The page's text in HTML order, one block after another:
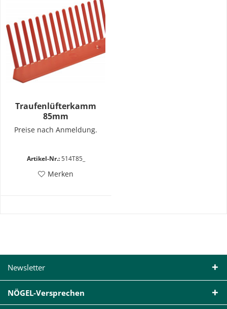
Traufenlüfterkamm
85mm
Preise nach Anmeldung.
Artikel-Nr.:514T85_
Merken
Newsletter
NÖGEL-Versprechen